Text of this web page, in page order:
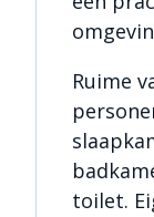
Ruime
toilet.